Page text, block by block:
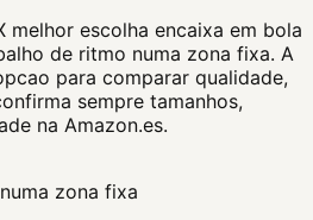
melhor escolha encaixa em bola
de ritmo numa zona fixa. A
para comparar qualidade,
sempre tamanhos,
na Amazon.es.
zona fixa